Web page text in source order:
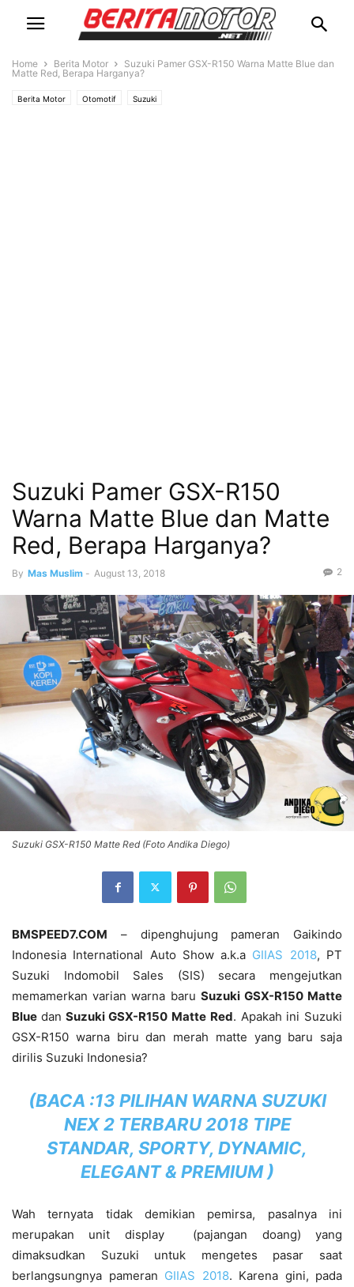
Home Berita Motor
Suzuki Pamer GSX-R150 Warna Matte Blue dan
Matte Red, Berapa Harganya?
Berita Motor Otomotif Suzuki
Suzuki Pamer GSX-R150
Warna Matte Blue dan Matte
Red, Berapa Harganya?
By Mas Muslim - August 13, 2018 2
Suzuki GSX-R150 Matte Red (Foto Andika Diego)
BMSPEED7.COM – dipenghujung pameran Gaikindo
Indonesia International Auto Show a.k.a GIIAS 2018, PT
Suzuki Indomobil Sales (SIS) secara mengejutkan
memamerkan varian warna baru Suzuki GSX-R150 Matte
Blue dan Suzuki GSX-R150 Matte Red. Apakah ini Suzuki
GSX-R150 warna biru dan merah matte yang baru saja
dirilis Suzuki Indonesia?
(BACA :13 PILIHAN WARNA SUZUKI
NEX 2 TERBARU 2018 TIPE
STANDAR, SPORTY, DYNAMIC,
ELEGANT & PREMIUM)
Wah ternyata tidak demikian pemirsa, pasalnya ini
merupakan unit display (pajangan doang) yang
dimaksudkan Suzuki untuk mengetes pasar saat
berlangsungnya pameran GIIAS 2018. Karena gini, pada